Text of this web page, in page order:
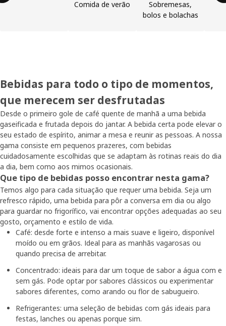
Comida de verão
Sobremesas,
bolos e bolachas
Bebidas para todo o tipo de momentos,
que merecem ser desfrutadas
Desde o primeiro gole de café quente de manhã a uma bebida
gaseificada e frutada depois do jantar. A bebida certa pode elevar o
seu estado de espírito, animar a mesa e reunir as pessoas. A nossa
gama consiste em pequenos prazeres, com bebidas
cuidadosamente escolhidas que se adaptam às rotinas reais do dia
a dia, bem como aos mimos ocasionais.
Que tipo de bebidas posso encontrar nesta gama?
Temos algo para cada situação que requer uma bebida. Seja um
refresco rápido, uma bebida para pôr a conversa em dia ou algo
para guardar no frigorífico, vai encontrar opções adequadas ao seu
gosto, orçamento e estilo de vida.
Café: desde forte e intenso a mais suave e ligeiro, disponível
moído ou em grãos. Ideal para as manhãs vagarosas ou
quando precisa de arrebitar.
Concentrado: ideais para dar um toque de sabor a água com e
sem gás. Pode optar por sabores clássicos ou experimentar
sabores diferentes, como arando ou flor de sabugueiro.
Refrigerantes: uma seleção de bebidas com gás ideais para
festas, lanches ou apenas porque sim.